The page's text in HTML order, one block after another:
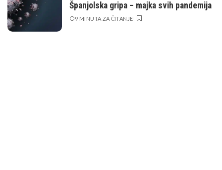
Španjolska gripa – majka svih pandemija
9 MINUTA ZA ČITANJE